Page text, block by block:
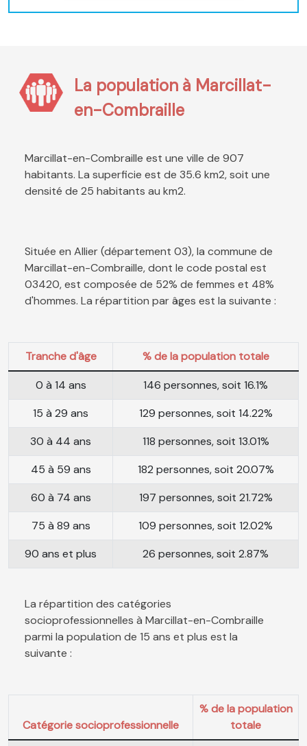
La population à Marcillat-
en-Combraille
Marcillat-en-Combraille est une ville de 907
habitants. La superficie est de 35.6 km2, soit une
densité de 25 habitants au km2.
Située en Allier (département 03), la commune de
Marcillat-en-Combraille, dont le code postal est
03420, est composée de 52% de femmes et 48%
d'hommes. La répartition par âges est la suivante :
Tranche d'âge
% de la population totale
0 à 14 ans
146 personnes, soit 16.1%
15 à 29 ans
129 personnes, soit 14.22%
30 à 44 ans
118 personnes, soit 13.01%
45 à 59 ans
182 personnes, soit 20.07%
60 à 74 ans
197 personnes, soit 21.72%
75 à 89 ans
109 personnes, soit 12.02%
90 ans et plus
26 personnes, soit 2.87%
La répartition des catégories
socioprofessionnelles à Marcillat-en-Combraille
parmi la population de 15 ans et plus est la
suivante :
Catégorie socioprofessionnelle
% de la population
totale